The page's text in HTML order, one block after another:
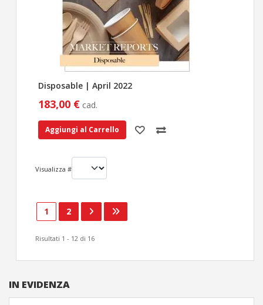
IN EVIDENZA
Disposable | April 2022
183,00 € cad.
Aggiungi al Carrello
Visualizza #
1 2
Risultati 1 - 12 di 16